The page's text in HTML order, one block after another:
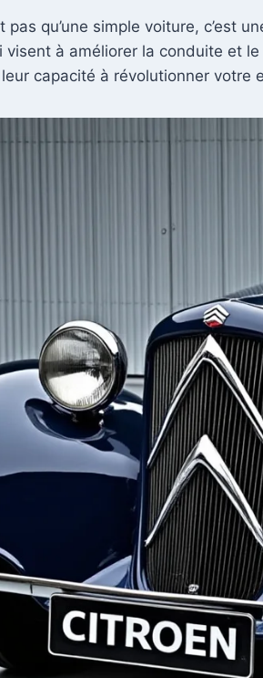
pas qu’une simple voiture, c’est
à améliorer la conduite et
capacité à révolutionner votre